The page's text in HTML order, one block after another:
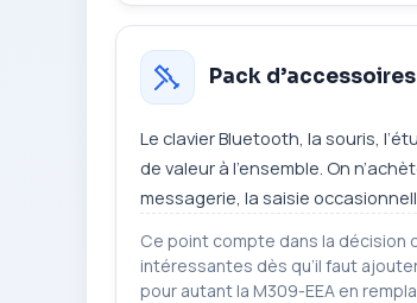
Pack
Le clavier Bluetooth, la souris,
de valeur à l’ensemble. On
messagerie, la saisie
Ce point compte dans la décision
intéressantes dès qu’il faut
pour autant la M309-EEA en